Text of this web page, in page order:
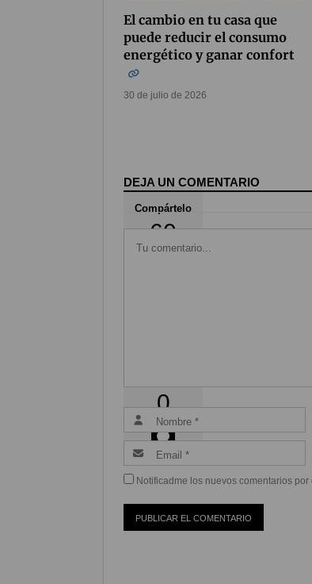
Compártelo
60
0
El cambio en tu casa que
puede reducir el consumo
energético y ganar confort
30 de julio de 2026
DEJA UN COMENTARIO
Notificadme los nuevos comentarios